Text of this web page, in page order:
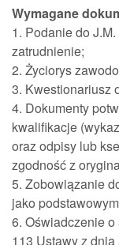
Wymagane
1. Podanie do
zatrudnienie;
2. Życiorys
3. Kwestionariusz
4. Dokumenty
kwalifikacje
oraz odpisy lub
zgodność z
5. Zobowiązanie
jako
6. Oświadczenie
113 Ustawy z